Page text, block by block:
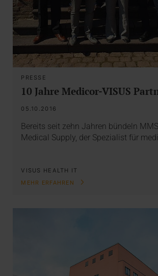
PRESSE
10 Jahre Medicor-VISUS
05.10.2016
Bereits seit zehn Jahren bündeln
Medical Supply, der Spezialist für
VISUS HEALTH IT
MEHR ERFAHREN